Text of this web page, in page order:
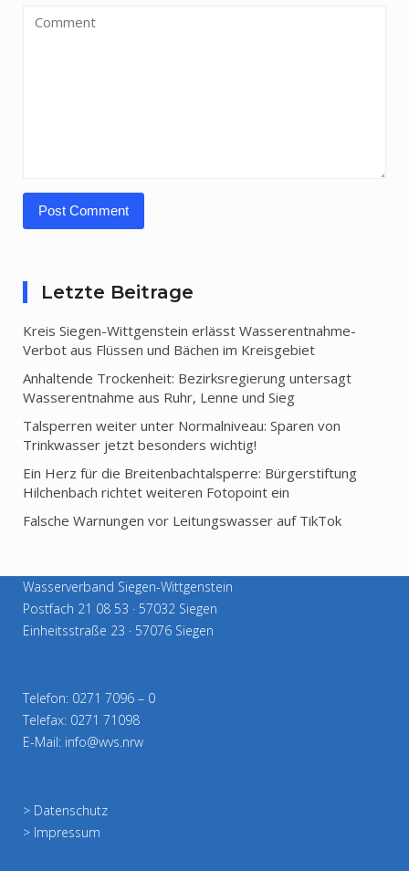
Letzte Beitrage
Kreis Siegen-Wittgenstein erlässt Wasserentnahme-
Verbot aus Flüssen und Bächen im Kreisgebiet
Anhaltende Trockenheit: Bezirksregierung untersagt
Wasserentnahme aus Ruhr, Lenne und Sieg
Talsperren weiter unter Normalniveau: Sparen von
Trinkwasser jetzt besonders wichtig!
Ein Herz für die Breitenbachtalsperre: Bürgerstiftung
Hilchenbach richtet weiteren Fotopoint ein
Falsche Warnungen vor Leitungswasser auf TikTok
Wasserverband Siegen-Wittgenstein
Postfach 21 08 53 · 57032 Siegen
Einheitsstraße 23 · 57076 Siegen
Telefon: 0271 7096 – 0
Telefax: 0271 71098
E-Mail: info@wvs.nrw
> Datenschutz
> Impressum